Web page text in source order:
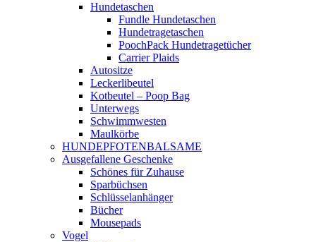
Hundetaschen
Fundle Hundetaschen
Hundetragetaschen
PoochPack Hundetragetücher
Carrier Plaids
Autositze
Leckerlibeutel
Kotbeutel – Poop Bag
Unterwegs
Schwimmwesten
Maulkörbe
HUNDEPFOTENBALSAME
Ausgefallene Geschenke
Schönes für Zuhause
Sparbüchsen
Schlüsselanhänger
Bücher
Mousepads
Vogel